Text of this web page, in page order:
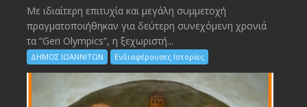
Με ιδιαίτερη επιτυχία και μεγάλη συμμετοχή
πραγματοποιήθηκαν για δεύτερη συνεχόμενη χρονιά
τα “Geri Olympics”, η ξεχωριστή...
ΔΗΜΟΣ ΙΩΑΝΝΙΤΩΝ Ενδιαφέρουσες Ιστορίες